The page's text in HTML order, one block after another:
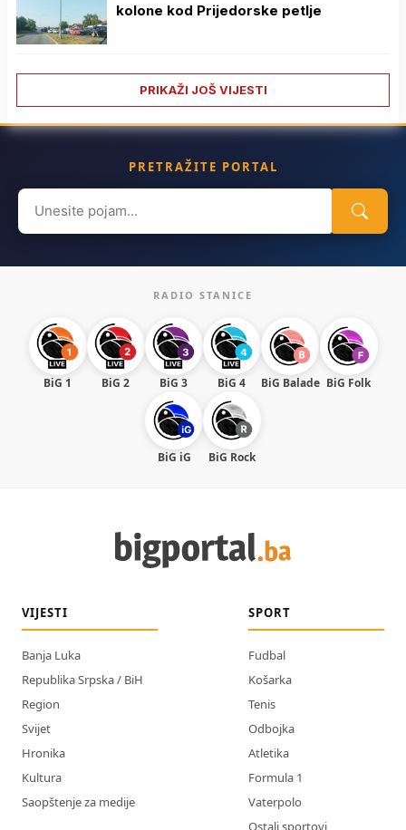
kolone kod Prijedorske petlje
PRIKAŽI JOŠ VIJESTI
PRETRAŽITE PORTAL
Search
for:
RADIO STANICE
BiG 1 BiG 2 BiG 3 BiG 4 BiG Balade BiG Folk
BiG iG BiG Rock
VIJESTI
Banja Luka
Republika Srpska / BiH
Region
Svijet
Hronika
Kultura
Saopštenje za medije
SPORT
Fudbal
Košarka
Tenis
Odbojka
Atletika
Formula 1
Vaterpolo
Ostali sportovi